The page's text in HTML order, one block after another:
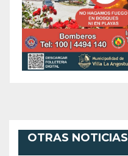
OTRAS NOTICIAS